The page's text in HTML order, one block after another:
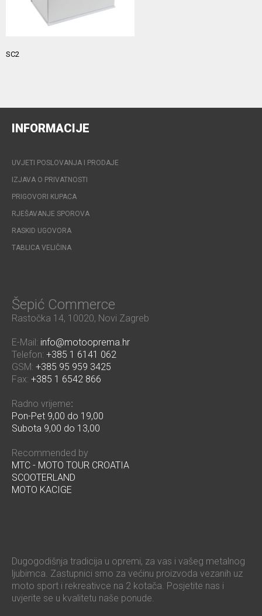
SC2
INFORMACIJE
UVJETI POSLOVANJA I PRODAJE
IZJAVA O PRIVATNOSTI
PRIGOVORI KUPACA
RJEŠAVANJE SPOROVA
RASKID UGOVORA
TABLICA VELIČINA
Šepić Commerce
Rastočka 14, 10020, Novi Zagreb
E-Mail: info@motooprema.hr
Telefon: +385 1 6141 062
GSM: +385 95 959 3425
Fax: +385 1 6542 866
Radno vrijeme:
Pon-Pet 9,00 do 19,00
Subota 9,00 do 13,00
Recommended by
MTC - MOTO TOUR CROATIA
SCOOTERLAND
MOTO KACIGE
Dugogodišnja tradicija u opremi, za vas i vašeg metalnog
ljubimca. Zastupnici smo za većinu proizvoda vezanih uz
moto sport i rekreativce na 2 kotača. Posjetite nas i
uvjerite se u kvalitetu naše ponude.